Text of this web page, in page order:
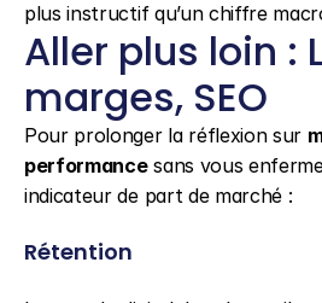
plus instructif qu’un chiffre
Aller plus loin :
marges, SEO
Pour prolonger la réflexion sur
performance sans vous
indicateur de part de marché :
Rétention